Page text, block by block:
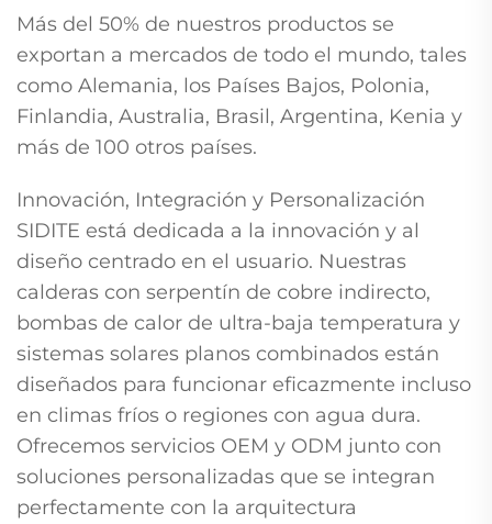
Más del 50% de nuestros productos se
exportan a mercados de todo el mundo, tales
como Alemania, los Países Bajos, Polonia,
Finlandia, Australia, Brasil, Argentina, Kenia y
más de 100 otros países.
Innovación, Integración y Personalización
SIDITE está dedicada a la innovación y al
diseño centrado en el usuario. Nuestras
calderas con serpentín de cobre indirecto,
bombas de calor de ultra-baja temperatura y
sistemas solares planos combinados están
diseñados para funcionar eficazmente incluso
en climas fríos o regiones con agua dura.
Ofrecemos servicios OEM y ODM junto con
soluciones personalizadas que se integran
perfectamente con la arquitectura